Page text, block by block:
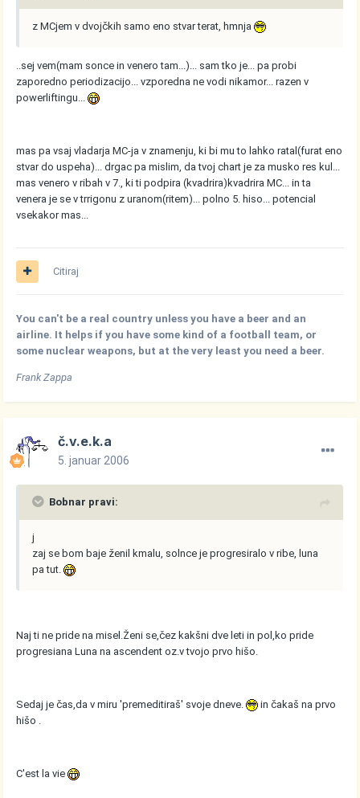
z MCjem v dvojčkih samo eno stvar terat, hmnja
..sej vem(mam sonce in venero tam...)... sam tko je... pa probi
zaporedno periodizacijo... vzporedna ne vodi nikamor... razen v
powerliftingu...
mas pa vsaj vladarja MC-ja v znamenju, ki bi mu to lahko ratal(furat eno
stvar do uspeha)... drgac pa mislim, da tvoj chart je za musko res kul...
mas venero v ribah v 7., ki ti podpira (kvadrira)kvadrira MC... in ta
venera je se v trrigonu z uranom(ritem)... polno 5. hiso... potencial
vsekakor mas...
Citiraj
You can't be a real country unless you have a beer and an
airline. It helps if you have some kind of a football team, or
some nuclear weapons, but at the very least you need a beer.
Frank Zappa
č.v.e.k.a
5. januar 2006
Bobnar pravi:
j
zaj se bom baje ženil kmalu, solnce je progresiralo v ribe, luna
pa tut.
Naj ti ne pride na misel.Ženi se,čez kakšni dve leti in pol,ko pride
progresiana Luna na ascendent oz.v tvojo prvo hišo.
Sedaj je čas,da v miru 'premeditiraš' svoje dneve.
in čakaš na prvo
hišo .
C'est la vie